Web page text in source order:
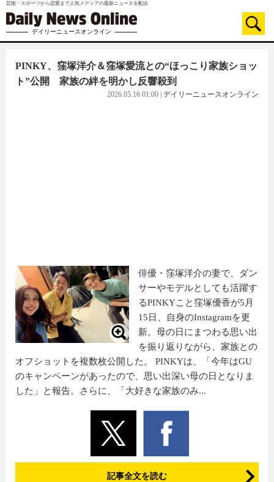
芸能・スポーツから恋愛まで人気メディアの最新ニュースを配信
デイリーニュースオンライン
PINKY、窪塚洋介＆窪塚愛流との“ほっこり家族ショッ
ト”公開 家族の絆を明かし反響殺到
2026.05.16 01:00 デイリーニュースオンライン
俳優・窪塚洋介の妻で、ダン
サーやモデルとしても活躍す
るPINKYこと窪塚優香が5月
15日、自身のInstagramを更
新。母の日にまつわる思い出
を振り返りながら、家族との
オフショットを複数枚公開した。 PINKYは、「今年はGU
のキャンペーンがあったので、思い出深い母の日となりま
した」と報告。さらに、「大好きな家族のみ...
記事全文を読む